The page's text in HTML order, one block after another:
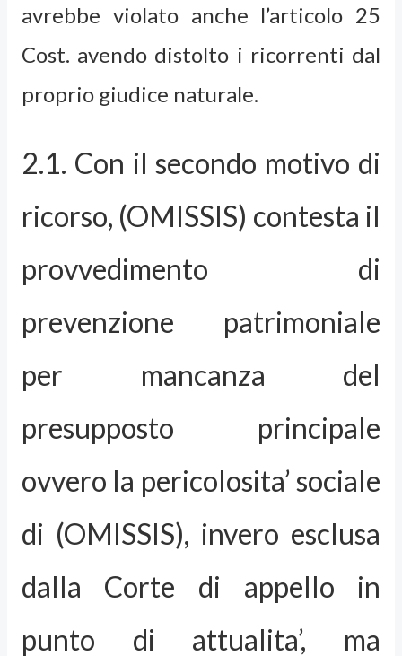
avrebbe violato anche l’articolo 25
Cost. avendo distolto i ricorrenti dal
proprio giudice naturale.
2.1. Con il secondo motivo di
ricorso, (OMISSIS) contesta il
provvedimento di
prevenzione patrimoniale
per mancanza del
presupposto principale
ovvero la pericolosita’ sociale
di (OMISSIS), invero esclusa
dalla Corte di appello in
punto di attualita’, ma